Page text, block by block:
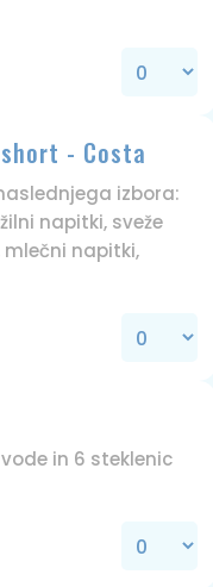
short - Costa
izbora:
napitki, sveže
napitki,
in 6 steklenic